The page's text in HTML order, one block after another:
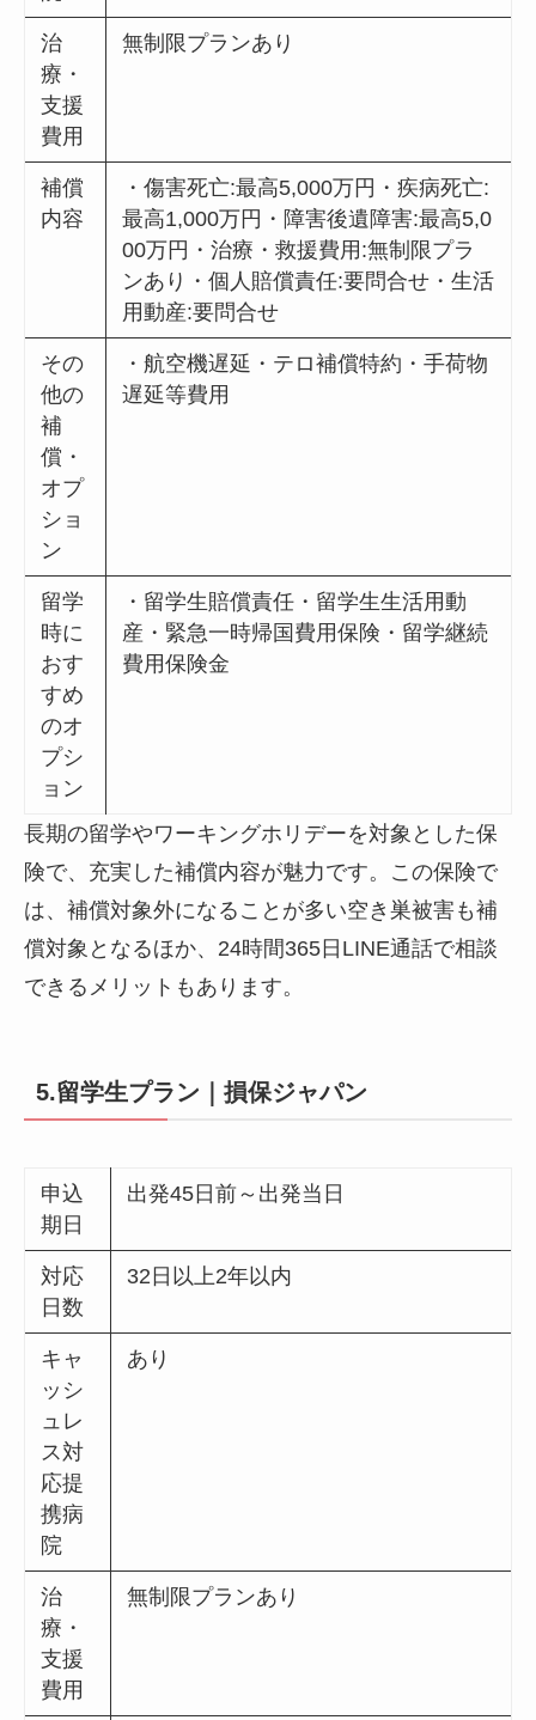
治
療・
支援
費用
無制限プランあり
補償
内容
・傷害死亡:最高5,000万円・疾病死亡:
最高1,000万円・障害後遺障害:最高5,0
00万円・治療・救援費用:無制限プラ
ンあり・個人賠償責任:要問合せ・生活
用動産:要問合せ
その
他の
補
償・
オプ
ショ
ン
・航空機遅延・テロ補償特約・手荷物
遅延等費用
留学
時に
おす
すめ
のオ
プシ
ョン
・留学生賠償責任・留学生生活用動
産・緊急一時帰国費用保険・留学継続
費用保険金
長期の留学やワーキングホリデーを対象とした保
険で、充実した補償内容が魅力です。この保険で
は、補償対象外になることが多い空き巣被害も補
償対象となるほか、24時間365日LINE通話で相談
できるメリットもあります。
5.留学生プラン｜損保ジャパン
申込
期日
出発45日前～出発当日
対応
日数
32日以上2年以内
キャ
ッシ
ュレ
ス対
応提
携病
院
あり
治
療・
支援
費用
無制限プランあり